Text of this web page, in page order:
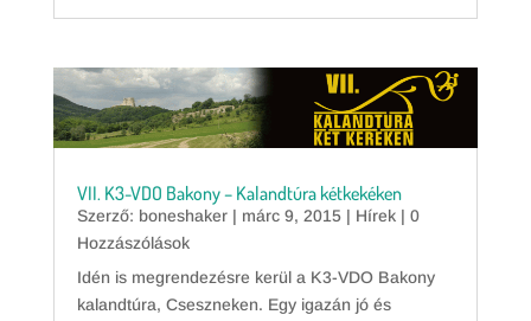
VII. K3-VDO Bakony – Kalandtúra kétkekéken
Szerző: boneshaker| márc 9, 2015| Hírek| 0
Hozzászólások
Idén is megrendezésre kerül a K3-VDO Bakony
kalandtúra, Cseszneken. Egy igazán jó és